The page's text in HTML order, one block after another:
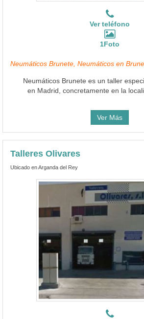
Ver teléfono
1Foto
Neumáticos Brunete, Neumáticos en
Neumáticos Brunete es un taller
en Madrid, concretamente en la
Ver Más
Talleres Olivares
Ubicado en Arganda del Rey